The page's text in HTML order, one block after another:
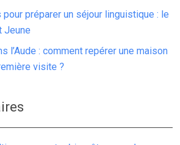
pour préparer un séjour linguistique : le
Jeune
l’Aude : comment repérer une maison
visite ?